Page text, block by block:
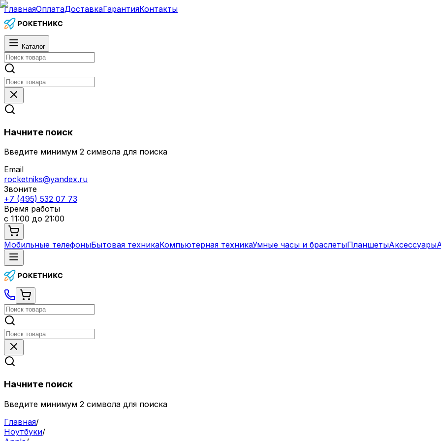
ГлавнаяОплатаДоставкаГарантияКонтакты
Каталог
Начните поиск
Введите минимум 2 символа для поиска
Email
rocketniks@yandex.ru
Звоните
+7 (495) 532 07 73
Время работы
с 11:00 до 21:00
Мобильные телефоныБытовая техникаКомпьютерная техникаУмные часы и браслетыПланшетыАксессуары
Начните поиск
Введите минимум 2 символа для поиска
Главная/
Ноутбуки/